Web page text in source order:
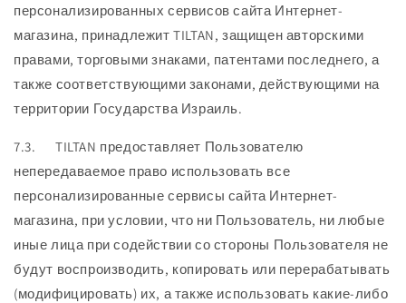
персонализированных сервисов сайта Интернет-
магазина, принадлежит TILTAN, защищен авторскими
правами, торговыми знаками, патентами последнего, а
также соответствующими законами, действующими на
территории Государства Израиль.
7.3. TILTAN предоставляет Пользователю
непередаваемое право использовать все
персонализированные сервисы сайта Интернет-
магазина, при условии, что ни Пользователь, ни любые
иные лица при содействии со стороны Пользователя не
будут воспроизводить, копировать или перерабатывать
(модифицировать) их, а также использовать какие-либо